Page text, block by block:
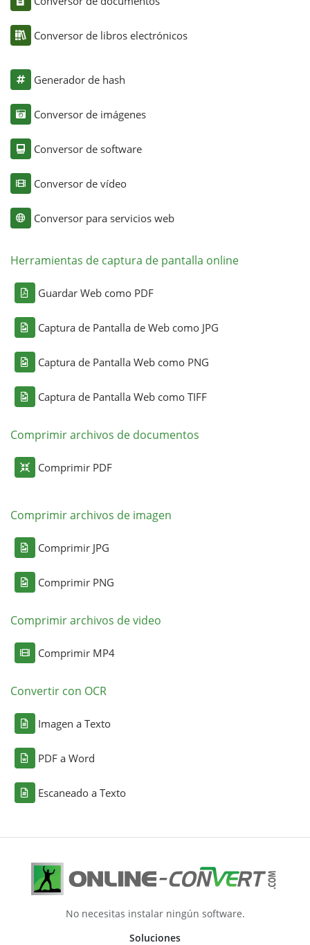
Conversor de libros electrónicos
Generador de hash
Conversor de imágenes
Conversor de software
Conversor de vídeo
Conversor para servicios web
Herramientas de captura de pantalla online
Guardar Web como PDF
Captura de Pantalla de Web como JPG
Captura de Pantalla Web como PNG
Captura de Pantalla Web como TIFF
Comprimir archivos de documentos
Comprimir PDF
Comprimir archivos de imagen
Comprimir JPG
Comprimir PNG
Comprimir archivos de video
Comprimir MP4
Convertir con OCR
Imagen a Texto
PDF a Word
Escaneado a Texto
No necesitas instalar ningún software.
Soluciones